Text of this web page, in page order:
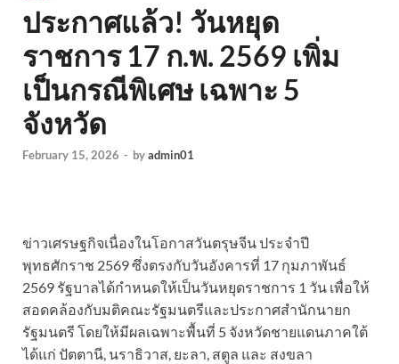
ประกาศแล้ว! วันหยุด
ราชการ 17 ก.พ. 2569 เพิ่ม
เป็นกรณีพิเศษ เฉพาะ 5
จังหวัด
February 15, 2026 - byadmin01
ข่าวเศรษฐกิจเนื่องในโอกาสวันตรุษจีน ประจำปี
พุทธศักราช 2569 ซึ่งตรงกับวันอังคารที่ 17 กุมภาพันธ์
2569 รัฐบาลได้กำหนดให้เป็นวันหยุดราชการ 1 วัน เพื่อให้
สอดคล้องกับมติคณะรัฐมนตรีและประกาศสำนักนายก
รัฐมนตรี โดยให้มีผลเฉพาะพื้นที่ 5 จังหวัดชายแดนภาคใต้
ได้แก่ ปัตตานี, นราธิวาส, ยะลา, สตูล และ สงขลา